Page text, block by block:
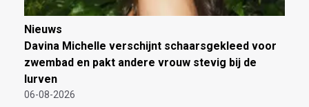
Nieuws
Davina Michelle verschijnt schaarsgekleed voor
zwembad en pakt andere vrouw stevig bij de
lurven
06-08-2026